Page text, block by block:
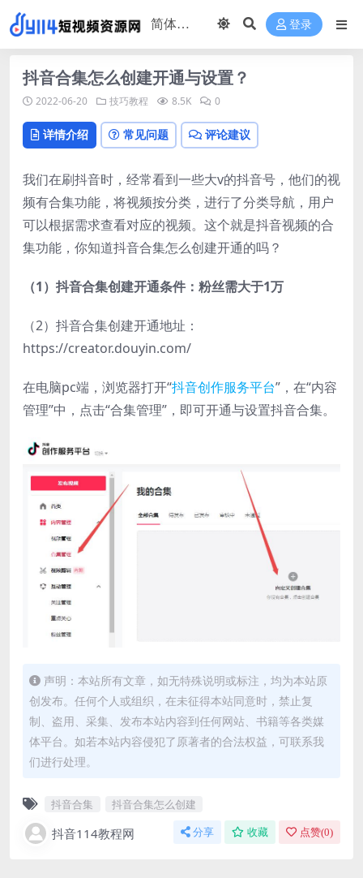
登录
抖音合集怎么创建开通与设置？
2022-06-20 技巧教程 8.5K 0
详情介绍 常见问题 评论建议
我们在刷抖音时，经常看到一些大v的抖音号，他们的视
频有合集功能，将视频按分类，进行了分类导航，用户
可以根据需求查看对应的视频。这个就是抖音视频的合
集功能，你知道抖音合集怎么创建开通的吗？
（1）抖音合集创建开通条件：粉丝需大于1万
（2）抖音合集创建开通地址：
https://creator.douyin.com/
在电脑pc端，浏览器打开“抖音创作服务平台”，在“内容
管理”中，点击“合集管理”，即可开通与设置抖音合集。
声明：本站所有文章，如无特殊说明或标注，均为本站原
创发布。任何个人或组织，在未征得本站同意时，禁止复
制、盗用、采集、发布本站内容到任何网站、书籍等各类媒
体平台。如若本站内容侵犯了原著者的合法权益，可联系我
们进行处理。
抖音合集 抖音合集怎么创建
抖音114教程网 分享 收藏 点赞(0)